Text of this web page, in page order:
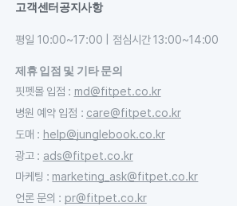
고객센터공지사항
평일 10:00~17:00 | 점심시간 13:00~14:00
제휴 입점 및 기타 문의
핏펫몰 입점 : md@fitpet.co.kr
병원 예약 입점 : care@fitpet.co.kr
도매 : help@junglebook.co.kr
광고: ads@fitpet.co.kr
마케팅 : marketing_ask@fitpet.co.kr
언론 문의 : pr@fitpet.co.kr